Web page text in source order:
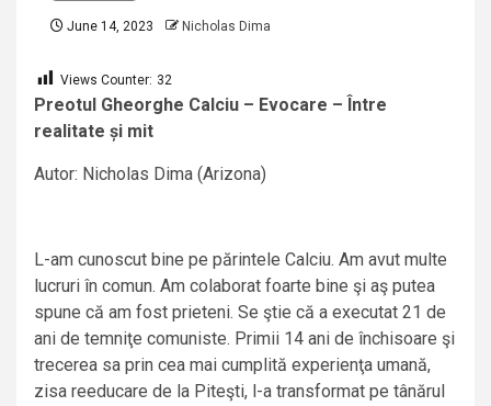
June 14, 2023 Nicholas Dima
Views Counter: 32
Preotul Gheorghe Calciu – Evocare – Între
realitate și mit
Autor: Nicholas Dima (Arizona)
L-am cunoscut bine pe părintele Calciu. Am avut multe
lucruri în comun. Am colaborat foarte bine şi aş putea
spune că am fost prieteni. Se ştie că a executat 21 de
ani de temniţe comuniste. Primii 14 ani de închisoare şi
trecerea sa prin cea mai cumplită experienţa umană,
zisa reeducare de la Piteşti, l-a transformat pe tânărul